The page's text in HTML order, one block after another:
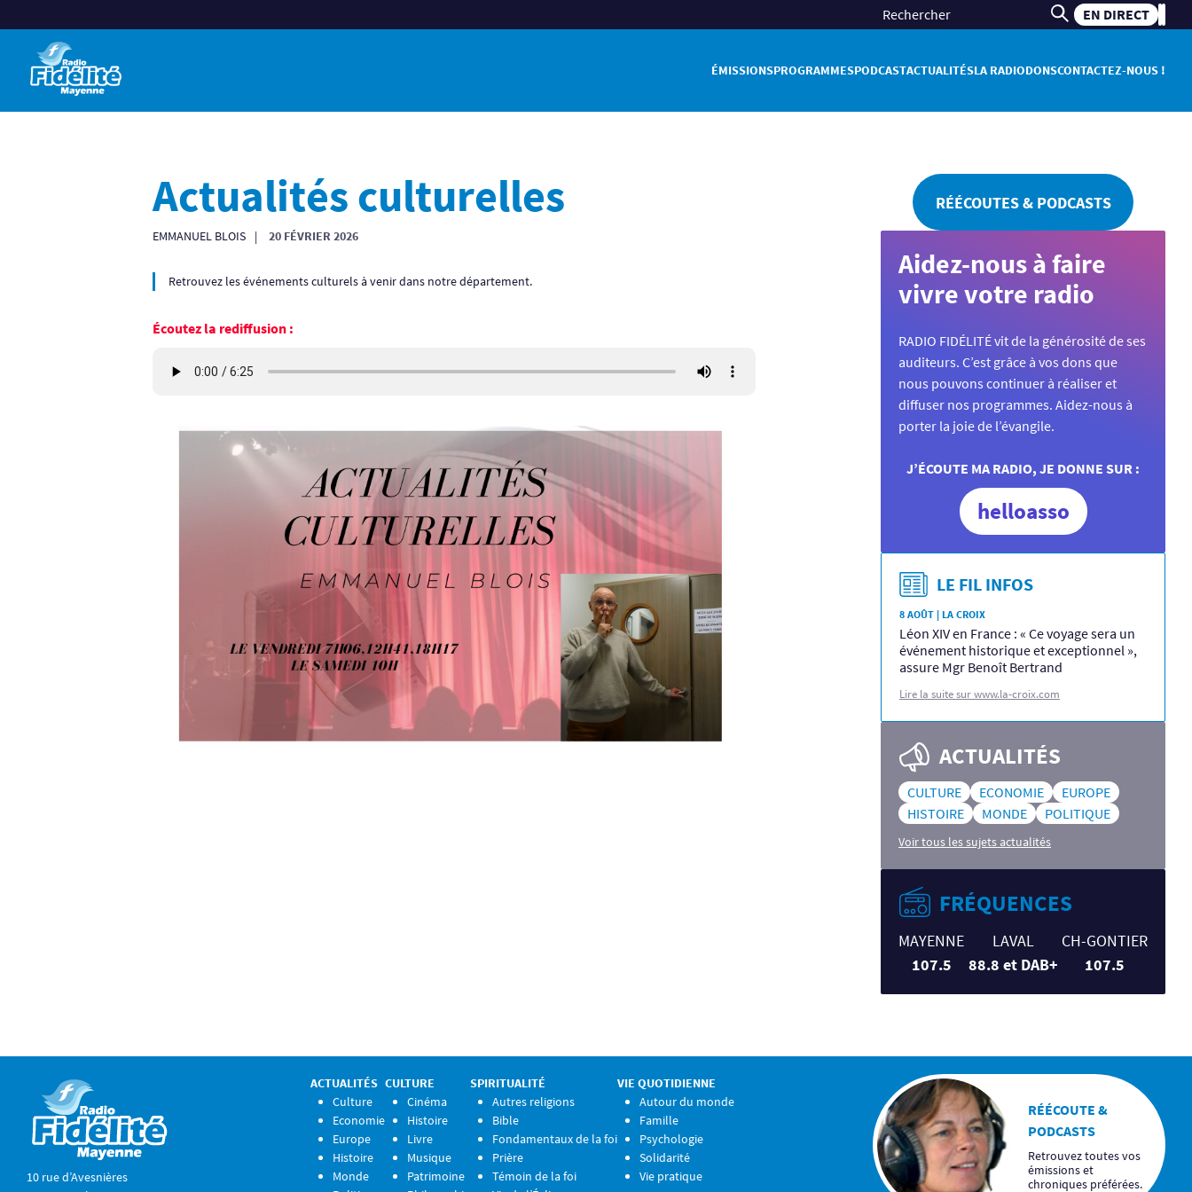
EN DIRECT
ÉMISSIONSPROGRAMMESPODCASTACTUALITÉSLA RADIODONSCONTACTEZ-NOUS !
Actualités culturelles
EMMANUEL BLOIS 20 FÉVRIER 2026
Retrouvez les événements culturels à venir dans notre département.
Écoutez la rediffusion :
RÉÉCOUTES & PODCASTS
Aidez-nous à faire
vivre votre radio
RADIO FIDÉLITÉ vit de la générosité de ses
auditeurs. C’est grâce à vos dons que
nous pouvons continuer à réaliser et
diffuser nos programmes. Aidez-nous à
porter la joie de l’évangile.
J’ÉCOUTE MA RADIO, JE DONNE SUR :
helloasso
LE FIL INFOS
8 AOÛT | LA CROIX
Léon XIV en France : « Ce voyage sera un
événement historique et exceptionnel »,
assure Mgr Benoît Bertrand
Lire la suite sur www.la-croix.com
ACTUALITÉS
CULTURE ECONOMIE
EUROPE
HISTOIRE
MONDE POLITIQUE
Voir tous les sujets actualités
FRÉQUENCES
MAYENNE
107.5
LAVAL
88.8 et DAB+
CH-GONTIER
107.5
10 rue d’Avesnières
ACTUALITÉS
Culture
Economie
Europe
Histoire
Monde
CULTURE
Cinéma
Histoire
Livre
Musique
Patrimoine
SPIRITUALITÉ
Autres religions
Bible
Fondamentaux de la foi
Prière
Témoin de la foi
VIE QUOTIDIENNE
Autour du monde
Famille
Psychologie
Solidarité
Vie pratique
RÉÉCOUTE &
PODCASTS
Retrouvez toutes vos
émissions et
chroniques préférées.